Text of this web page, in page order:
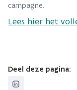
campagne.
Lees hier het
Deel deze pagina: